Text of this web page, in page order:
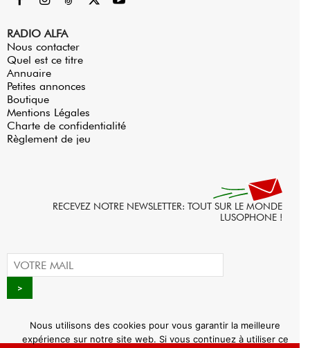
RADIO ALFA
Nous contacter
Quel est ce titre
Annuaire
Petites annonces
Boutique
Mentions Légales
Charte de confidentialité
Règlement de jeu
RECEVEZ NOTRE NEWSLETTER: TOUT SUR LE MONDE
LUSOPHONE !
Nous utilisons des cookies pour vous garantir la meilleure
expérience sur notre site web. Si vous continuez à utiliser ce